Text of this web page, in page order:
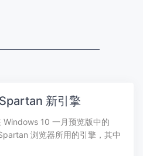
新引擎
Windows 10 一月预览版中的
浏览器所用的引擎，其中